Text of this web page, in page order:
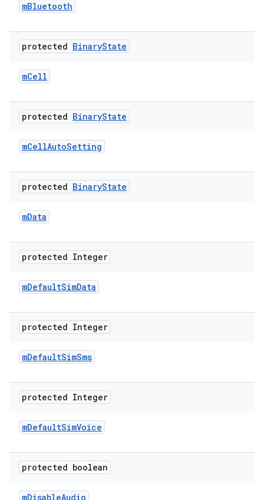
mBluetooth
protected BinaryState
mCell
protected BinaryState
mCellAutoSetting
protected BinaryState
mData
protected Integer
mDefaultSimData
protected Integer
mDefaultSimSms
protected Integer
mDefaultSimVoice
protected boolean
mDisableAudio